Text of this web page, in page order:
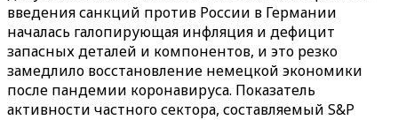
введения санкций против России в Германии
началась галопирующая инфляция и дефицит
запасных деталей и компонентов, и это резко
замедлило восстановление немецкой экономики
после пандемии коронавируса. Показатель
активности частного сектора, составляемый S&P